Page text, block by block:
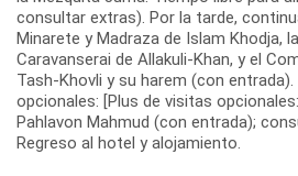
consultar extras). Por la tarde,
Minarete y Madraza de Islam Khodja,
Caravanserai de Allakuli-Khan, y el
Tash-Khovli y su harem (con
opcionales: [Plus de visitas
Pahlavon Mahmud (con entrada);
Regreso al hotel y alojamiento.